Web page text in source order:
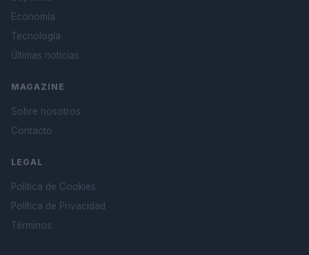
Economía
Tecnología
Últimas noticias
MAGAZINE
Sobre nosotros
Contacto
LEGAL
Política de Cookies
Política de Privacidad
Términos